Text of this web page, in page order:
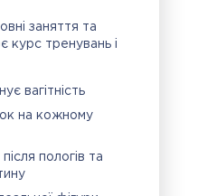
заняття та
курс тренувань і
вагітність
на кожному
пологів та